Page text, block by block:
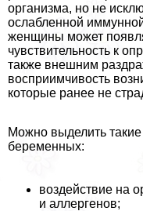
организма, но не
ослабленной
женщины может
чувствительность к
также внешним
восприимчивость
которые ранее не
Можно выделить
беременных:
воздействие на
и аллергенов;